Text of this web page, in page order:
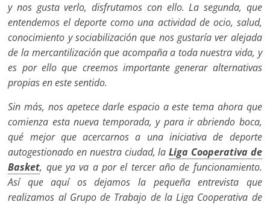
y nos gus­ta verlo, disfrutamos con ello. La segunda, que
entendemos el deporte como una actividad de ocio, salud,
conocimiento y sociabilización que nos gustaría ver alejada
de la mercantilización que acompaña a toda nuestra vida, y
es por ello que creemos importante generar alternativas
propias en este sentido.
Sin más, nos apetece darle espacio a este tema ahora que
comienza esta nueva temporada, y para ir abriendo boca,
qué mejor que acercar­nos a una iniciativa de deporte
autogestiona­do en nuestra ciudad, laLiga Cooperativa de
Basket, que ya va a por el tercer año de fun­cionamiento.
Así que aquí os dejamos la pe­queña entrevista que
realizamos al Grupo de Trabajo de la Liga Cooperativa de